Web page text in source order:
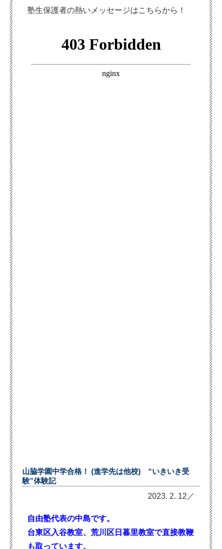
塾生保護者の熱いメッセージはこちらから！
山脇学園中学合格！ (進学先は他校) “いきいき受
験”体験記
2023. 2. 12／
自由塾代表の中島です。
台東区入谷教室、荒川区日暮里教室で直接教鞭
も取っています。